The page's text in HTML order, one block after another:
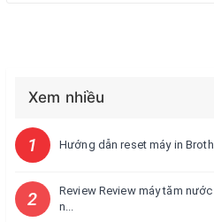
Xem nhiều
1 Hướng dẫn reset máy in
2
Review Review máy tăm
n...